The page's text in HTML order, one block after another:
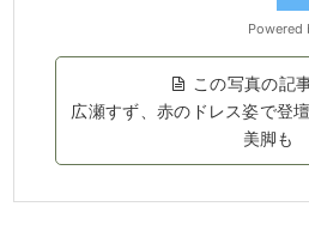
この写真の記
広瀬すず、赤のドレス姿で登
美脚も